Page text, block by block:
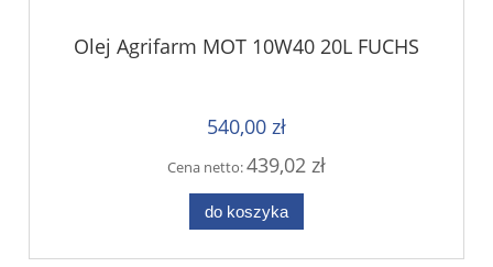
Olej Agrifarm MOT 10W40 20L FUCHS
540,00 zł
Cena netto:439,02 zł
do koszyka